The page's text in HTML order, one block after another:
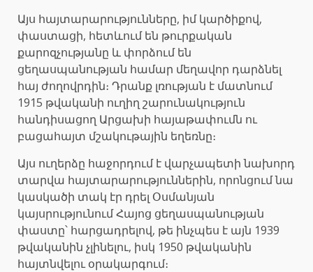
Այս հայտարարությունները, իմ կարծիքով,
փաստացի, հետևում են թուրքական
քարոզչությանը և փորձում են
ցեղասպանության համար մեղավոր դարձնել
հայ ժողովրդին։ Դրանք լռության է մատնում
1915 թվականի ուղիղ շարունակություն
հանդիսացող Արցախի հայաթափումն ու
բացահայտ մշակութային եղեռնը։
Այս ուղերձը հաջորդում է վարչապետի նախորդ
տարվա հայտարարություններին, որոնցում նա
կասկածի տակ էր դրել Օսմանյան
կայսրությունում Հայոց ցեղասպանության
փաստը՝ հարցադրելով, թե ինչպես է այն 1939
թվականին չլինելու, իսկ 1950 թվականին
հայտնվելու օրակարգում։